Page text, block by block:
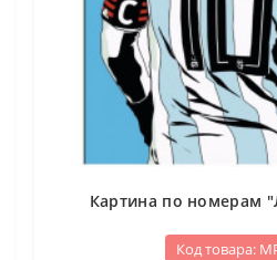
Картина по номерам
Код товара: